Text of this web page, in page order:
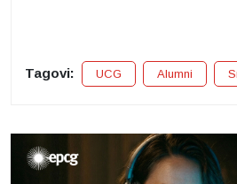
Tagovi: UCG Alumni